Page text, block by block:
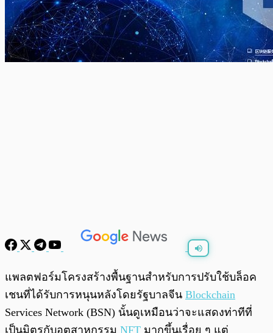
พร้อมเล่น 0:00/ 0:00
แพลตฟอร์มโครงสร้างพื้นฐานสำหรับการปรับใช้บล็อค
เชนที่ได้รับการหนุนหลังโดยรัฐบาลจีน Blockchain
Services Network (BSN) นั้นดูเหมือนว่าจะแสดงท่าทีที่
เป็นมิตรกับอุตสาหกรรม NFT มากขึ้นเรื่อย ๆ แต่